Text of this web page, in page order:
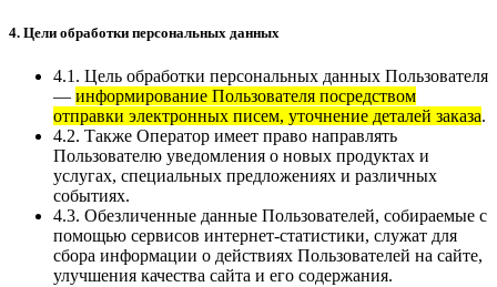
4. Цели обработки персональных данных
4.1. Цель обработки персональных данных Пользователя
— информирование Пользователя посредством
отправки электронных писем, уточнение деталей заказа.
4.2. Также Оператор имеет право направлять
Пользователю уведомления о новых продуктах и
услугах, специальных предложениях и различных
событиях.
4.3. Обезличенные данные Пользователей, собираемые с
помощью сервисов интернет-статистики, служат для
сбора информации о действиях Пользователей на сайте,
улучшения качества сайта и его содержания.